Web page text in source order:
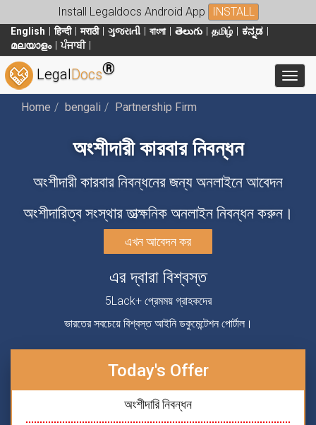
Install Legaldocs Android App INSTALL
English हिन्दी मराठी ગુજરાતી বাংলা తెలుగు தமிழ்
ಕನ್ನಡ
മലയാളം
ਪੰਜਾਬੀ
LegalDocs®
Home bengali Partnership Firm
অংশীদারী কারবার নিবন্ধন
অংশীদারী কারবার নিবন্ধনের জন্য অনলাইনে আবেদন
অংশীদারিত্ব সংস্থার তাত্ক্ষনিক অনলাইন নিবন্ধন করুন।
এখন আবেদন কর
এর দ্বারা বিশ্বস্ত
5Lack+ প্রেমময় গ্রাহকদের
ভারতের সবচেয়ে বিশ্বস্ত আইনি ডকুমেন্টেশন পোর্টাল।
Today's Offer
অংশীদারি নিবন্ধন